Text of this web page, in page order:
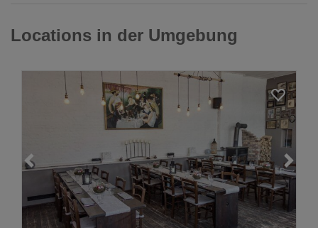
Locations in der Umgebung
Loading...